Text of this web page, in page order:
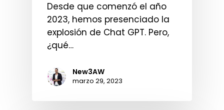
Desde que comenzó el año
2023, hemos presenciado la
explosión de Chat GPT. Pero,
¿qué…
New3AW
marzo 29, 2023